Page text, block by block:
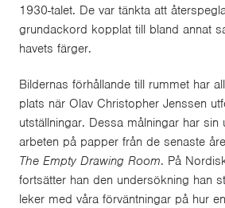
1930-talet. De var tänkta att
grundackord kopplat till bland annat
havets färger.
Bildernas förhållande till rummet har
plats när Olav Christopher Jenssen
utställningar. Dessa målningar har sin
arbeten på papper från de senaste
The Empty Drawing Room. På
fortsätter han den undersökning han
leker med våra förväntningar på hur